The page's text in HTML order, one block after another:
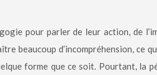
pour parler de leur action, de
beaucoup d’incompréhension, ce
forme que ce soit. Pourtant, la